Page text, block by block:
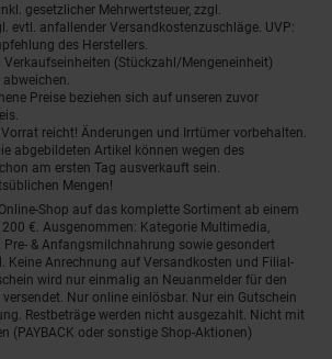
gesetzlicher Mehrwertsteuer, zzgl.
evtl. anfallender Versandkostenzuschläge. UVP:
des Herstellers.
Verkaufseinheiten (Stückzahl/Mengeneinheit)
Preise beziehen sich auf unseren zuvor
reicht! Änderungen und Irrtümer vorbehalten.
abgebildeten Artikel können wegen des
am ersten Tag ausverkauft sein.
Mengen!
Shop auf das komplette Sortiment ab einem
€. Ausgenommen: Kategorie Multimedia,
Pre- & Anfangsmilchnahrung sowie gesondert
Keine Anrechnung auf Versandkosten und Filial-
wird nur einmalig an Neuanmelder für den
Nur online einlösbar. Nur ein Gutschein
Restbeträge werden nicht ausgezahlt. Nicht mit
(PAYBACK oder sonstige Shop-Aktionen)